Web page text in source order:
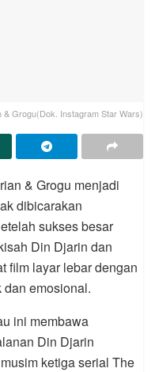
& Grogu(Dok. Instagram Star Wars)
& Grogu menjadi
dibicarakan
sukses besar
Din Djarin dan
film layar lebar dengan
emosional.
ini membawa
Din Djarin
ketiga serial The